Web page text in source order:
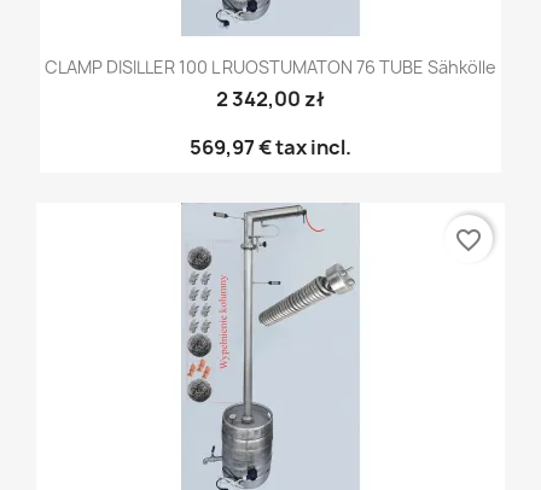
CLAMP DISILLER 100 L RUOSTUMATON 76 TUBE Sähkölle
2 342,00 zł
569,97 €tax incl.
favorite_border